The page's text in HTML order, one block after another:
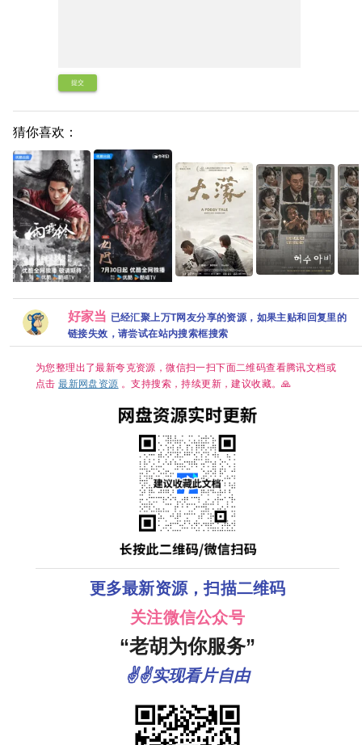
提交
猜你喜欢：
【雨霖铃
(2026)】【37集
持续更新】
【1080P高码】
【国语中字】
陆：剧情 / 武侠 /
古装】【主演: 杨
洋 / 章若楠 / 方逸
九门(2026)更新
中[4K+1080P.国
语中字网盘资源]
[1GB集]
又名: A Foggy
Tale 夸克网盘
内嵌中字 【夸克
百度网盘+】
剧]
韩语
好家当 已经汇聚上万T网友分享的资源，如果主贴和回复里的
链接失效，请尝试在站内搜索框搜索
为您整理出了最新夸克资源，微信扫一扫下面二维码查看腾讯文档或
点击最新网盘资源 。支持搜索，持续更新，建议收藏。🙏
更多最新资源，扫描二维码
关注微信公众号
“老胡为你服务”
✌✌实现看片自由